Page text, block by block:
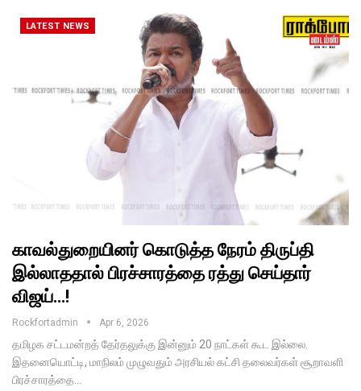
LATEST NEWS
காவல்துறையினர் கொடுத்த நேரம் திருப்தி
இல்லாததால் பிரச்சாரத்தை ரத்து செய்தார்
விஜய்…!
Rockfortadmin Apr 6, 2026
தமிழக சட்டமன்றத் தேர்தலுக்கு இன்னும் 20 நாட்கள் கூட இல்லை.
இதனையொட்டி, மாநிலம் முழுவதும் அரசியல் கட்சி தலைவர்கள் சூறாவளி
பிரச்சாரத்தை…